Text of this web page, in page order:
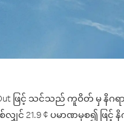
ဖြင့် သင်သည် ကူဝိတ် မှ နိဂရ
ျှင် 21.9 ¢ ပမာဏမှစ၍ ဖြင့်